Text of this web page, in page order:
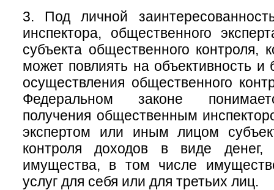
3. Под личной
инспектора, общественного
субъекта общественного контроля,
может повлиять на объективность и
осуществления общественного
Федеральном законе
получения общественным
экспертом или иным лицом
контроля доходов в виде денег,
имущества, в том числе
услуг для себя или для третьих лиц.